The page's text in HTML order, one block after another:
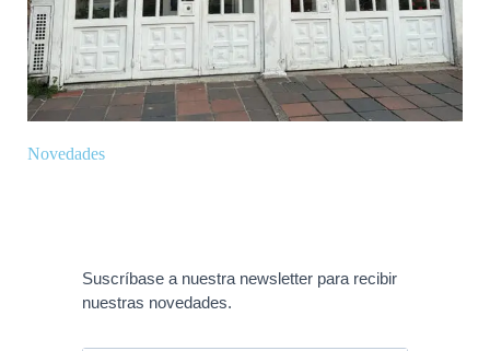
Novedades
Suscríbase a nuestra newsletter para recibir
nuestras novedades.